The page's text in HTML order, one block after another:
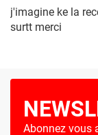
j'imagine ke la
surtt merci
Abonnez vous